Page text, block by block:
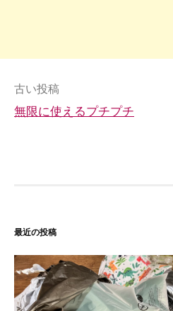
投
稿
ョ
ン
古い投稿
無限に使えるプチプチ
最近の投稿